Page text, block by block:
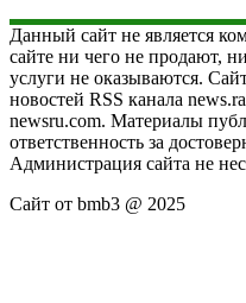
Данный сайт не является
сайте ни чего не продают,
услуги не оказываются.
новостей RSS канала
newsru.com. Материалы
ответственность за
Администрация сайта не
Сайт от bmb3 @ 2025